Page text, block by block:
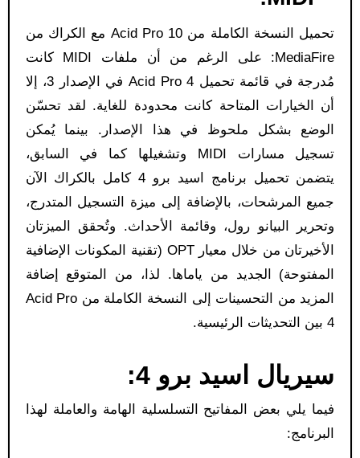
تحميل النسخة الكاملة من Acid Pro 10 مع الكراك من
MediaFire: على الرغم من أن ملفات MIDI كانت
مُدرجة في قائمة تحميل Acid Pro 4 في الإصدار 3، إلا
أن الخيارات المتاحة كانت محدودة للغاية. لقد تحسّن
الوضع بشكل ملحوظ في هذا الإصدار. بينما يُمكن
تسجيل مسارات MIDI وتشغيلها كما في السابق،
يتضمن تحميل برنامج اسيد برو 4 كامل بالكراك الآن
جميع المرشحات، بالإضافة إلى ميزة التسجيل المتدرج،
وتحرير البيانو رول، وقائمة الأحداث. وتُحقق الميزتان
الأخيرتان من خلال معيار OPT (تقنية المكونات الإضافية
المفتوحة) الجديد من ياماها. لذا، من المتوقع إضافة
المزيد من التحسينات إلى النسخة الكاملة من Acid Pro
4 بين التحديثات الرئيسية.
سيريال اسيد برو 4:
فيما يلي بعض المفاتيح التسلسلية الهامة والعاملة لهذا
البرنامج: